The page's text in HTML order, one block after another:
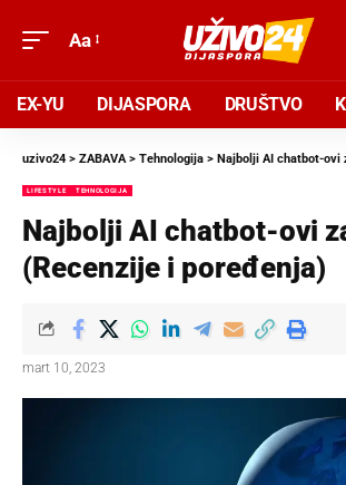
Aa
EX-YU DIJASPORA DRUŠTVO
uzivo24 > ZABAVA> Tehnologija > Najbolјi AI chatbot-ovi za
LIFESTYLE TEHNOLOGIJA
Najbolјi AI chatbot-ovi
(Recenzije i poređenja)
mart 10, 2023